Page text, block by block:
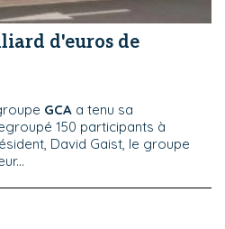
d'euros de
GCAa tenu sa
150 participants à
David Gaist, le groupe